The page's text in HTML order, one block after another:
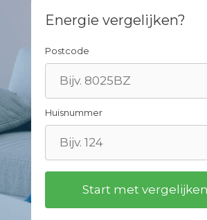
Energie vergelijken?
Postcode
Huisnummer